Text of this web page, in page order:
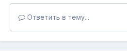
Ответить в тему...